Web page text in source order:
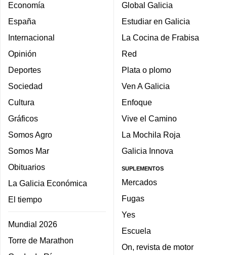
Economía
España
Internacional
Opinión
Deportes
Sociedad
Cultura
Gráficos
Somos Agro
Somos Mar
Obituarios
La Galicia Económica
El tiempo
Mundial 2026
Torre de Marathon
Global Galicia
Estudiar en Galicia
La Cocina de Frabisa
Red
Plata o plomo
Ven A Galicia
Enfoque
Vive el Camino
La Mochila Roja
Galicia Innova
SUPLEMENTOS
Mercados
Fugas
Yes
Escuela
On, revista de motor